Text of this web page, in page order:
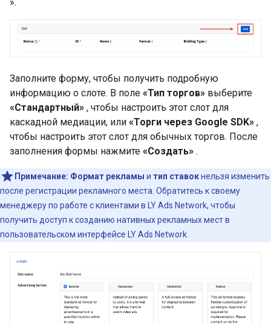
Заполните форму, чтобы получить подробную
информацию о слоте. В поле «Тип торгов» выберите
«Стандартный» , чтобы настроить этот слот для
каскадной медиации, или «Торги через Google SDK» ,
чтобы настроить этот слот для обычных торгов. После
заполнения формы нажмите «Создать» .
Примечание: Формат рекламы и тип ставокнельзя изменить
после регистрации рекламного места. Обратитесь к своему
менеджеру по работе с клиентами в LY Ads Network, чтобы
получить доступ к созданию нативных рекламных мест в
пользовательском интерфейсе LY Ads Network.